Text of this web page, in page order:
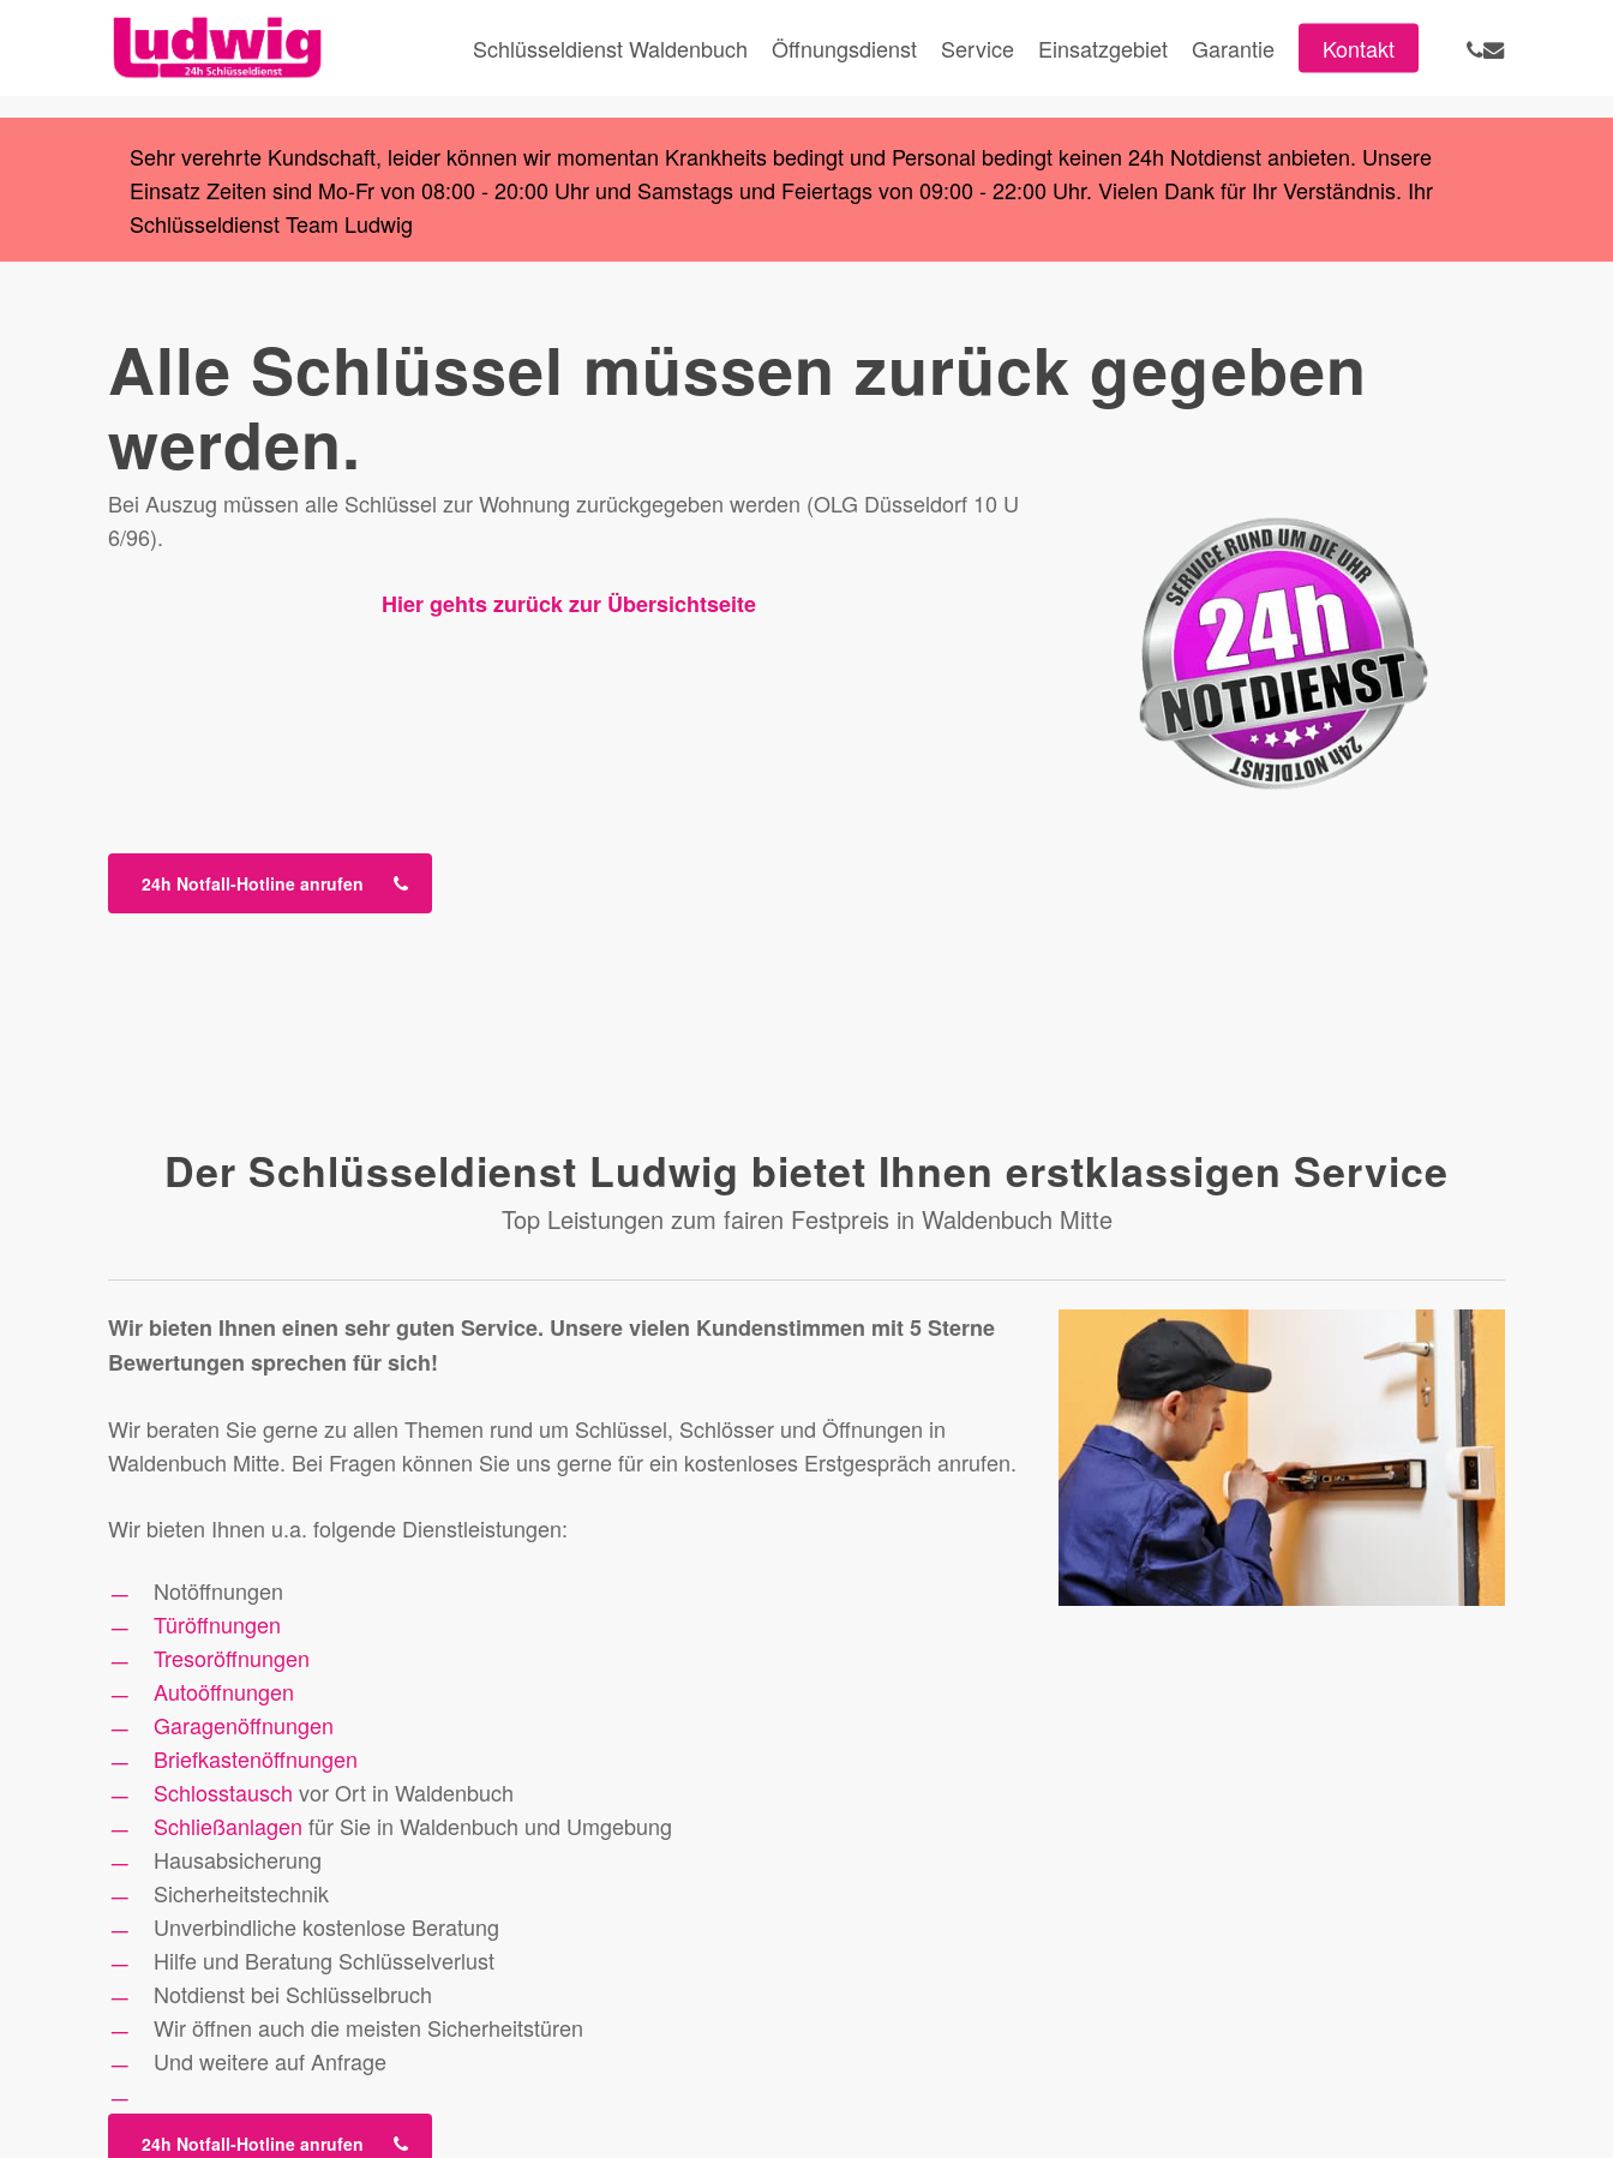
content
Schlüsseldienst Waldenbuch Öffnungsdienst Service Einsatzgebiet Garantie Kontakt phone
email
Sehr verehrte Kundschaft, leider können wir momentan Krankheits bedingt und Personal bedingt keinen 24h Notdienst anbieten. Unsere
Einsatz Zeiten sind Mo-Fr von 08:00 - 20:00 Uhr und Samstags und Feiertags von 09:00 - 22:00 Uhr. Vielen Dank für Ihr Verständnis. Ihr
Schlüsseldienst Team Ludwig
Alle Schlüssel müssen zurück gegeben
werden.
Bei Auszug müssen alle Schlüssel zur Wohnung zurückgegeben werden (OLG Düsseldorf 10 U
6/96).
Hier gehts zurück zur Übersichtseite
24h Notfall-Hotline anrufen
Der Schlüsseldienst Ludwig bietet Ihnen erstklassigen Service
Top Leistungen zum fairen Festpreis in Waldenbuch Mitte
Wir bieten Ihnen einen sehr guten Service. Unsere vielen Kundenstimmen mit 5 Sterne
Bewertungen sprechen für sich!
Wir beraten Sie gerne zu allen Themen rund um Schlüssel, Schlösser und Öffnungen in
Waldenbuch Mitte. Bei Fragen können Sie uns gerne für ein kostenloses Erstgespräch anrufen.
Wir bieten Ihnen u.a. folgende Dienstleistungen:
Notöffnungen
Türöffnungen
Tresoröffnungen
Autoöffnungen
Garagenöffnungen
Briefkastenöffnungen
Schlosstausch vor Ort in Waldenbuch
Schließanlagen für Sie in Waldenbuch und Umgebung
Hausabsicherung
Sicherheitstechnik
Unverbindliche kostenlose Beratung
Hilfe und Beratung Schlüsselverlust
Notdienst bei Schlüsselbruch
Wir öffnen auch die meisten Sicherheitstüren
Und weitere auf Anfrage
24h Notfall-Hotline anrufen